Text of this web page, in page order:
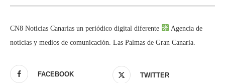
CN8 Noticias Canarias un periódico digital diferente
Agencia de
noticias y medios de comunicación. Las Palmas de Gran Canaria.
FACEBOOK TWITTER